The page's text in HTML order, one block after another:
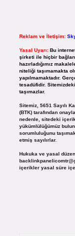
Reklam ve İletişim:
Yasal Uyarı: Bu
şirketi ile hiçbir
hazırladığımız
niteliği taşımamakta
yapılmamaktadır.
tesadüfidir.
taşımazlar.
Sitemiz, 5651 Sayılı
(BTK) tarafından
nedenle, sitedeki
yükümlülüğümüz
sorumluluğunu
etmiş sayılırlar.
Hukuka ve yasal
içerikler yasal süre